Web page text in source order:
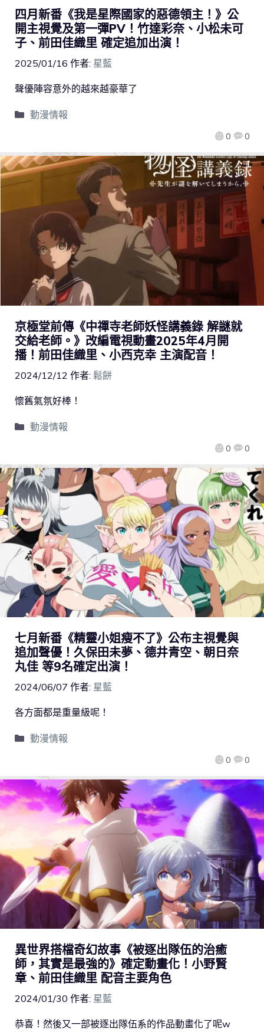
四月新番《我是星際國家的惡德領主！》公
開主視覺及第一彈PV！竹達彩奈、小松未可
子、前田佳織里 確定追加出演！
2025/01/16 作者: 星藍
0 0
聲優陣容意外的越來越豪華了
動漫情報
京極堂前傳《中禪寺老師妖怪講義錄 解謎就
交給老師。》改編電視動畫2025年4月開
播！前田佳織里、小西克幸 主演配音！
2024/12/12 作者: 鬆餅
0 0
懷舊氣氛好棒！
動漫情報
七月新番《精靈小姐瘦不了》公布主視覺與
追加聲優！久保田未夢、德井青空、朝日奈
丸佳 等9名確定出演！
2024/06/07 作者: 星藍
0 0
各方面都是重量級呢！
動漫情報
異世界搭檔奇幻故事《被逐出隊伍的治癒
師，其實是最強的》確定動畫化！小野賢
章、前田佳織里 配音主要角色
2024/01/30 作者: 星藍
恭喜！然後又一部被逐出隊伍系的作品動畫化了呢w